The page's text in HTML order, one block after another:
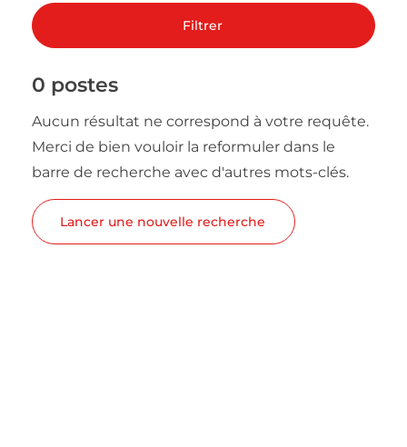
Filtrer
0 postes
Aucun résultat ne correspond à votre requête.
Merci de bien vouloir la reformuler dans le
barre de recherche avec d'autres mots-clés.
Lancer une nouvelle recherche